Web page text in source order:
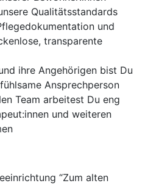
Qualitätsstandards
und
transparente
ihre Angehörigen bist Du
Ansprechperson
Team arbeitest Du eng
und weiteren
“Zum alten